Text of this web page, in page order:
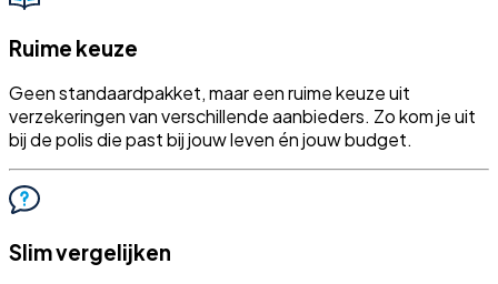
Ruime keuze
Geen standaardpakket, maar een ruime keuze uit
verzekeringen van verschillende aanbieders. Zo kom je uit
bij de polis die past bij jouw leven én jouw budget.
Slim vergelijken